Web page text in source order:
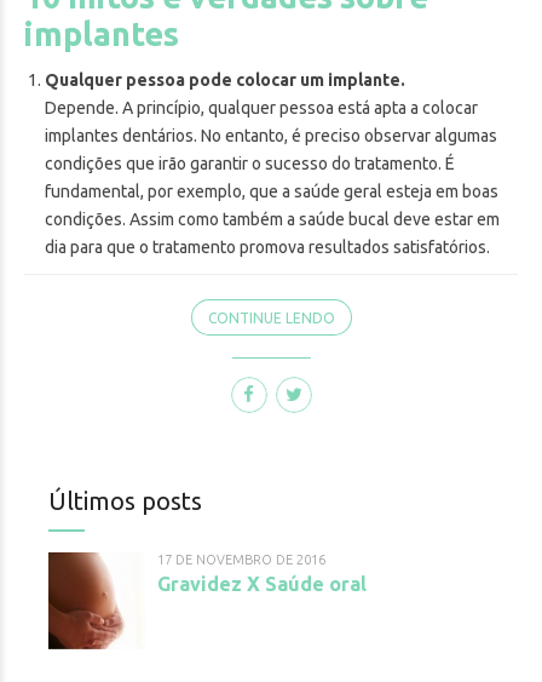
implantes
Qualquer pessoa pode colocar um implante.
Depende. A princípio, qualquer pessoa está apta a colocar
implantes dentários. No entanto, é preciso observar algumas
condições que irão garantir o sucesso do tratamento. É
fundamental, por exemplo, que a saúde geral esteja em boas
condições. Assim como também a saúde bucal deve estar em
dia para que o tratamento promova resultados satisfatórios.
CONTINUE LENDO
Últimos posts
17 DE NOVEMBRO DE 2016
Gravidez X Saúde oral